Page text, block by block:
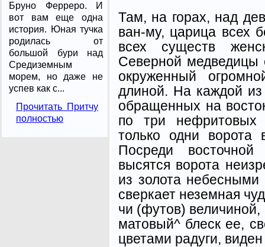
Бруно Ферреро. И
вот вам еще одна
история. Юная тучка
родилась от
большой бури над
Средиземным
морем, но даже не
успев как с...
Прочитать Притчу
полностью
Там, на горах, над
ван-му, царица всех
всех существ
Северной медведицы
окруженный
длиной. На каждой
обращенных на
по три
только одни ворота
Посреди
высятся ворота
из золота
сверкает неземная
чи (футов)
матовый^ блеск ее,
цветами радуги, виден